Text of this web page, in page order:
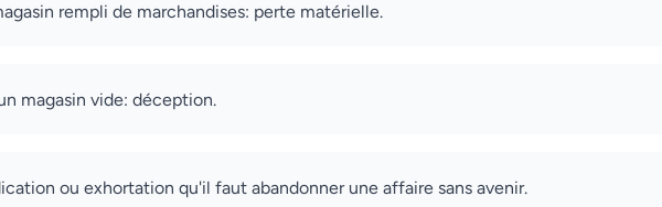
rempli de marchandises: perte matérielle.
magasin vide: déception.
ou exhortation qu'il faut abandonner une affaire sans avenir.